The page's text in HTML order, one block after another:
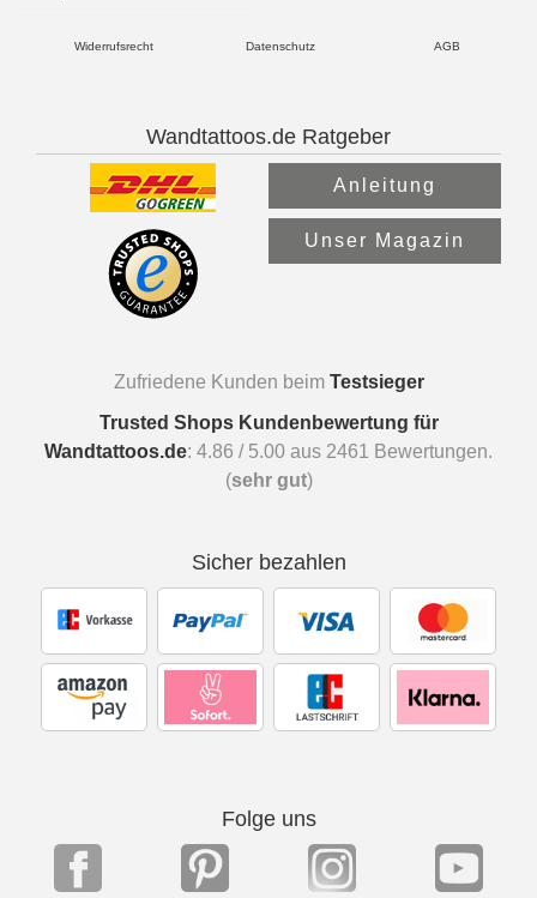
Widerrufsrecht Datenschutz AGB
Wandtattoos.de Ratgeber
Anleitung
Unser Magazin
Zufriedene Kunden beim Testsieger
Trusted Shops Kundenbewertung für
Wandtattoos.de: 4.86 / 5.00 aus 2461
Bewertungen.
(sehr gut)
Sicher bezahlen
Folge uns